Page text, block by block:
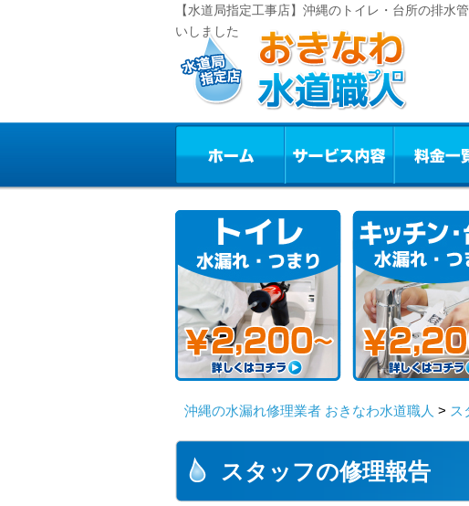
【水道局指定工事店】沖縄のトイレ・台所の排
いしました
沖縄の水漏れ修理業者 おきなわ水道職人 > ス
スタッフの修理報告